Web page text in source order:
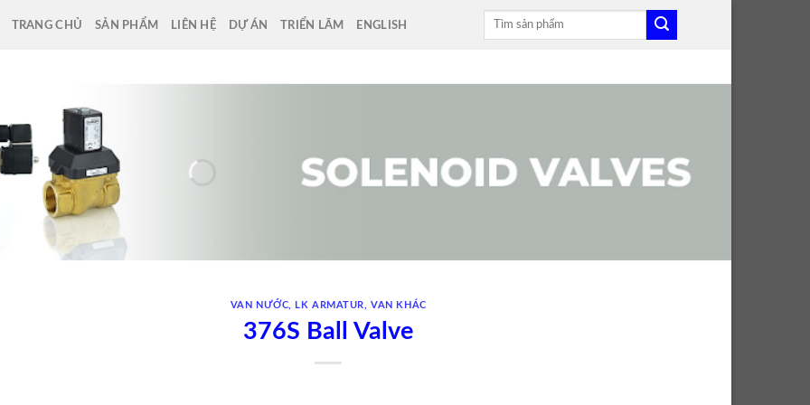
TRANG CHỦ SẢN PHẨM LIÊN HỆ DỰ ÁN TRIỂN LÃM ENGLISH
Tìm
VAN NƯỚC, LK ARMATUR,VAN KHÁC
376S Ball Valve